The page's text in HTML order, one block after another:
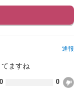
通報
ますね
0 0